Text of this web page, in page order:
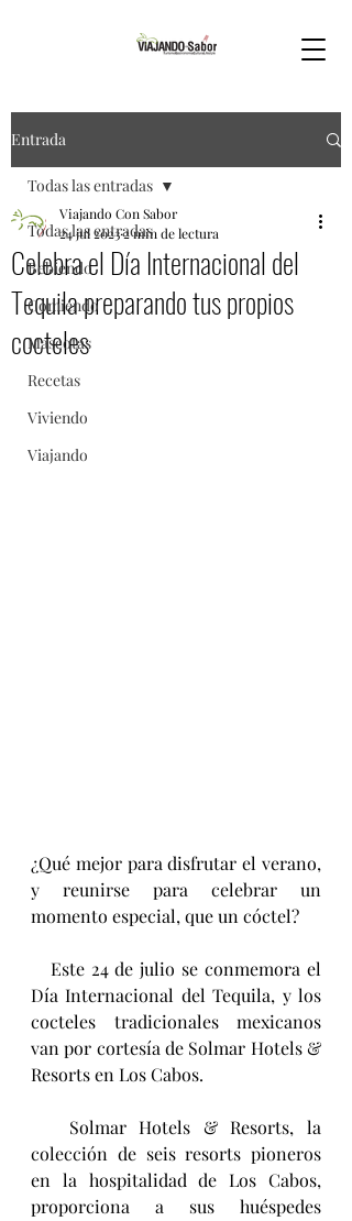
Entrada
Todas las entradas
Bebiendo
Comiendo
Mascotas
Recetas
Viviendo
Viajando
Todas las entradas
Celebra el Día Internacional del
Tequila preparando tus propios
cocteles
Viajando Con Sabor
24 jul 20232 min de lectura
¿Qué mejor para disfrutar el verano,
y reunirse para celebrar un
momento especial, que un cóctel?
Día Internacional del Tequila, y los
cocteles tradicionales mexicanos
van por cortesía de Solmar Hotels &
Resorts en Los Cabos.
colección de seis resorts pioneros
en la hospitalidad de Los Cabos,
proporciona a sus huéspedes